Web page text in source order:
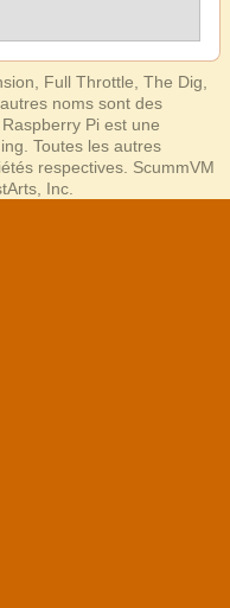
Full Throttle, The Dig,
noms sont des
. Raspberry Pi est une
Toutes les autres
respectives. ScummVM
Inc.